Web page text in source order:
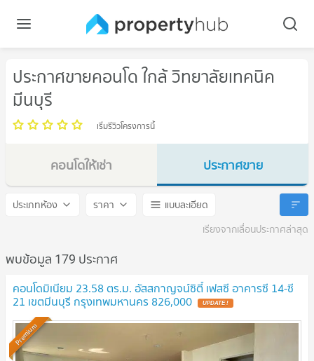
ประกาศขายคอนโด ใกล้ วิทยาลัยเทคนิค
มีนบุรี
เริ่มรีวิวโครงการนี้
คอนโดให้เช่า
วิทยาลัยเทคนิคมีนบุรี
ประกาศขาย
วิทยาลัยเทคนิคมีนบุรี
ประเภทห้อง ราคา
แบบละเอียด
เรียงจากเลื่อนประกาศล่าสุด
พบข้อมูล 179 ประกาศ
คอนโดมิเนียม 23.58 ตร.ม. อัสสกาญจน์ซิตี้ เฟสซี อาคารซี 14-ซี
21 เขตมีนบุรี กรุงเทพมหานคร 826,000 UPDATE !
Premium